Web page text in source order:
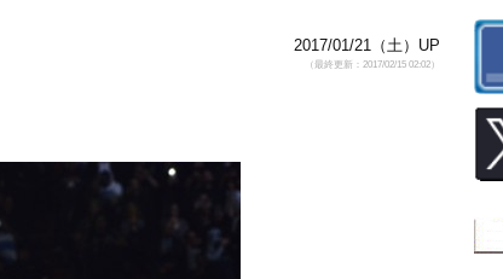
2017/01/21（土）UP
（最終更新：2017/02/15 02:02）